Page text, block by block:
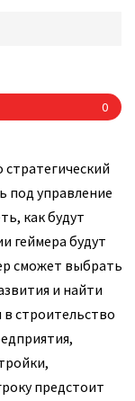
0
стратегический
под управление
как будут
геймера будут
сможет выбрать
и найти
строительство
предстоит